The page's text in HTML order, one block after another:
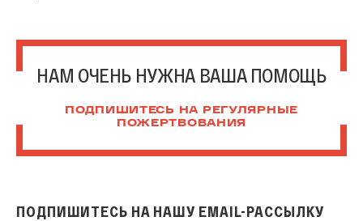
НАМ ОЧЕНЬ НУЖНА ВАША ПОМОЩЬ
ПОДПИШИТЕСЬ НА РЕГУЛЯРНЫЕ
ПОЖЕРТВОВАНИЯ
ПОДПИШИТЕСЬ НА НАШУ EMAIL-РАССЫЛКУ